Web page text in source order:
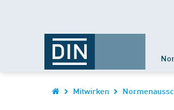
Mitwirken